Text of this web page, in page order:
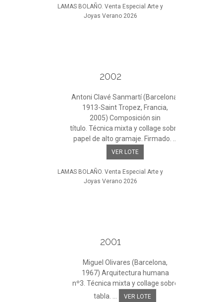
LAMAS BOLAÑO. Venta Especial Arte y
Joyas Verano 2026
2002
Antoni Clavé Sanmartí (Barcelona,
1913-Saint Tropez, Francia,
2005) Composición sin
título. Técnica mixta y collage sobre
papel de alto gramaje. Firmado. ...
VER LOTE
LAMAS BOLAÑO. Venta Especial Arte y
Joyas Verano 2026
2001
Miguel Olivares (Barcelona,
1967) Arquitectura humana
nº3. Técnica mixta y collage sobre
tabla. ...
VER LOTE